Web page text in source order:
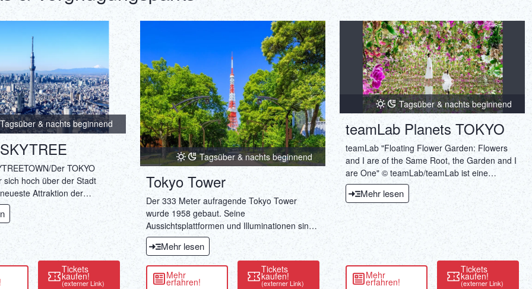
ภาษาไทย
DEUTSCH
ITALIANO
ESPAÑOL
FRANÇAIS
Copy URL
Search
Anhand von Suchbegriffen nach Attraktionen suchen
Tagsüber & nachts beginnend
Der TOKYO
sich hoch über der Stadt
Attraktion der
im Jahr 2018 der höchste
einer Höhe von genau 634
dieser gewaltige Turm
Skyline Tokyos ab und hat
für internationale und
entwickelt.
Tickets
kaufen!
(externer Link)
Tagsüber & nachts beginnend
Tokyo Tower
Der 333 Meter aufragende Tokyo Tower
wurde 1958 gebaut. Seine
Aussichtsplattformen und Illuminationen sind
ein wahrer Publikumsmagnet.
Mehr lesen
Mehr
erfahren!
Tickets
kaufen!
(externer Link)
Tagsüber & nachts beginnend
teamLab Planets TOKYO
teamLab "Floating Flower Garden: Flowers
and I are of the Same Root, the Garden and I
are One" © teamLab/teamLab ist eine
Künstlergruppe, die verschiedene Museen
und Installationen unterhält. Sie setzen
modernste Technologien ein, darunter
Projektionen und Motion Capture. Inzwischen
gehören ihre immersiven,
genreübergreifenden Galerien zu den
beliebtesten Touristenattraktionen Tokyos.
Mehr lesen
Mehr
erfahren!
Tickets
kaufen!
(externer Link)